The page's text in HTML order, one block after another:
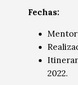
Fechas:
2022.